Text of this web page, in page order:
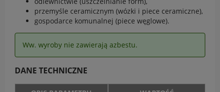
przemyśle ceramicznym (wózki i piece ceramiczne),
gospodarce komunalnej (piece węglowe).
Ww. wyroby nie zawierają azbestu.
DANE TECHNICZNE